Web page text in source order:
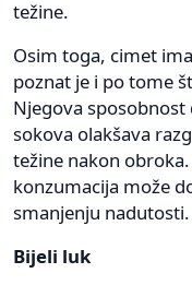
težine.
Osim toga, cimet
poznat je i po tome
Njegova
sokova olakšava
težine nakon
konzumacija može
smanjenju nadutosti.
Bijeli luk